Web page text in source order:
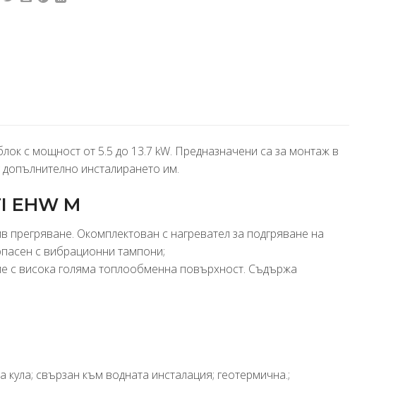
с мощност от 5.5 до 13.7 kW. Предназначени са за монтаж в
инсталирането им.
M
Окомплектован с нагревател за подгряване на
с вибрационни тампони;
с висока голяма топлообменна повърхност. Съдържа
свързан към водната инсталация; геотермична.;